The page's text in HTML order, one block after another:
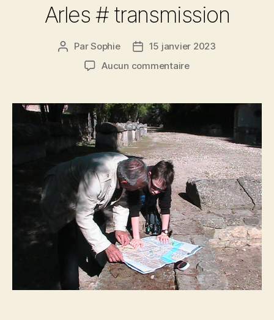
Arles # transmission
Auteur
l’article
ParSophie
Date15 janvier 2023
Aucun commentairesur
transmission